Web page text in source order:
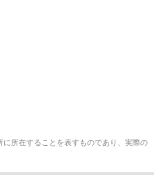
所在することを表すものであり、実際の